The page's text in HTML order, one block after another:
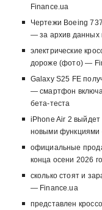
Finance.ua
Чертежи Boeing
— за архив данных
электрические
дороже (фото) —
Galaxy S25 FE
— смартфон
бета-теста
iPhone Air 2
новыми
официальные
конца осени 2026
сколько стоят и
— Finance.ua
представлен